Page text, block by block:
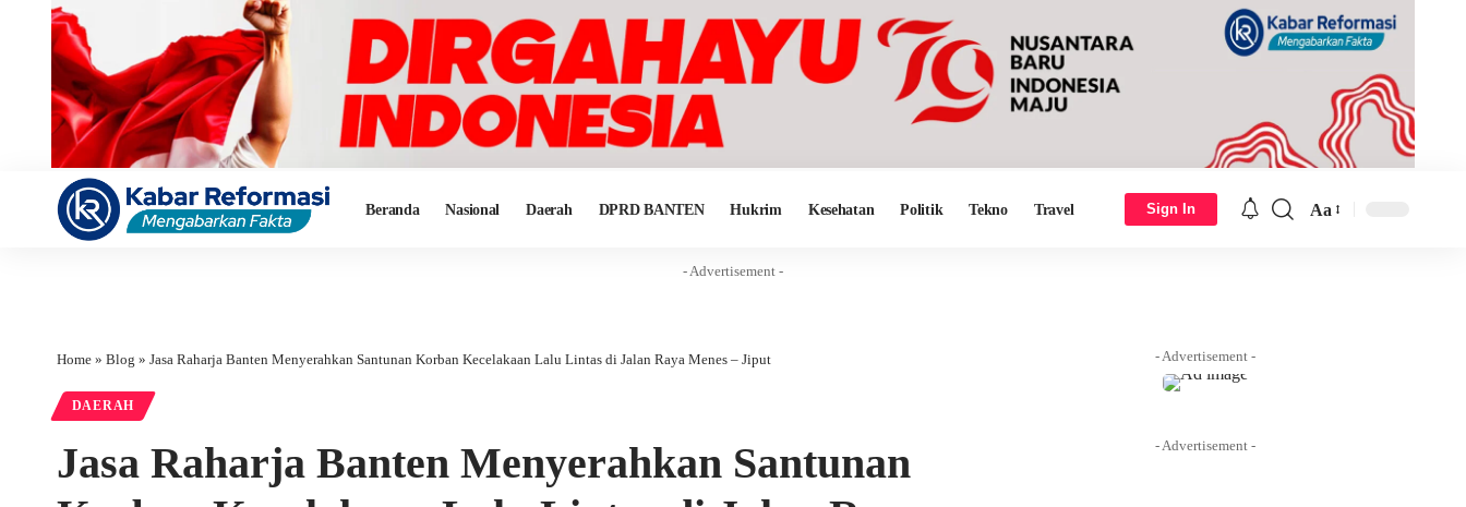
Beranda Nasional Daerah DPRD BANTEN Hukrim Kesehatan Politik Tekno Travel Sign In Aa
- Advertisement -
Home » Blog » Jasa Raharja Banten Menyerahkan Santunan Korban Kecelakaan Lalu Lintas di Jalan Raya Menes – Jiput
DAERAH
Jasa Raharja Banten Menyerahkan Santunan
- Advertisement -
- Advertisement -